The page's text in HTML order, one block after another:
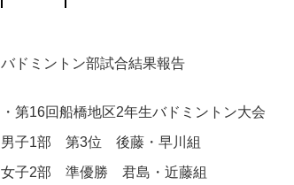
バドミントン部試合結果報告
・第16回船橋地区2年生バドミントン大会
男子1部 第3位 後藤・早川組
女子2部 準優勝 君島・近藤組